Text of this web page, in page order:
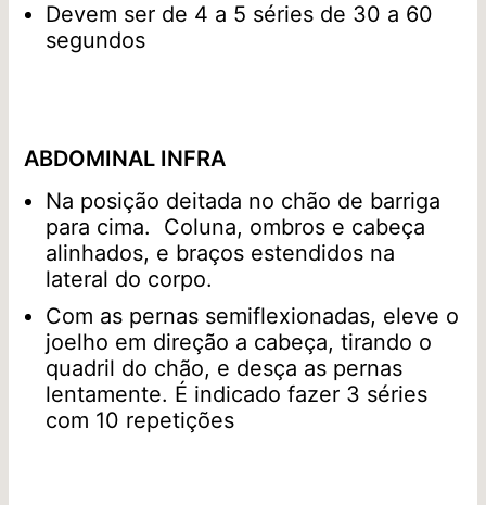
Devem ser de 4 a 5 séries de 30 a 60
segundos
ABDOMINAL INFRA
Na posição deitada no chão de barriga
para cima. Coluna, ombros e cabeça
alinhados, e braços estendidos na
lateral do corpo.
Com as pernas semiflexionadas, eleve o
joelho em direção a cabeça, tirando o
quadril do chão, e desça as pernas
lentamente. É indicado fazer 3 séries
com 10 repetições